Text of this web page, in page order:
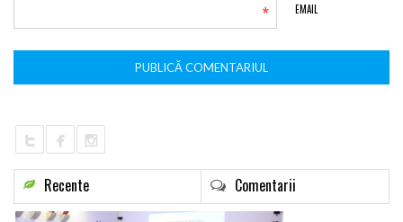
EMAIL
*
Recente Comentarii